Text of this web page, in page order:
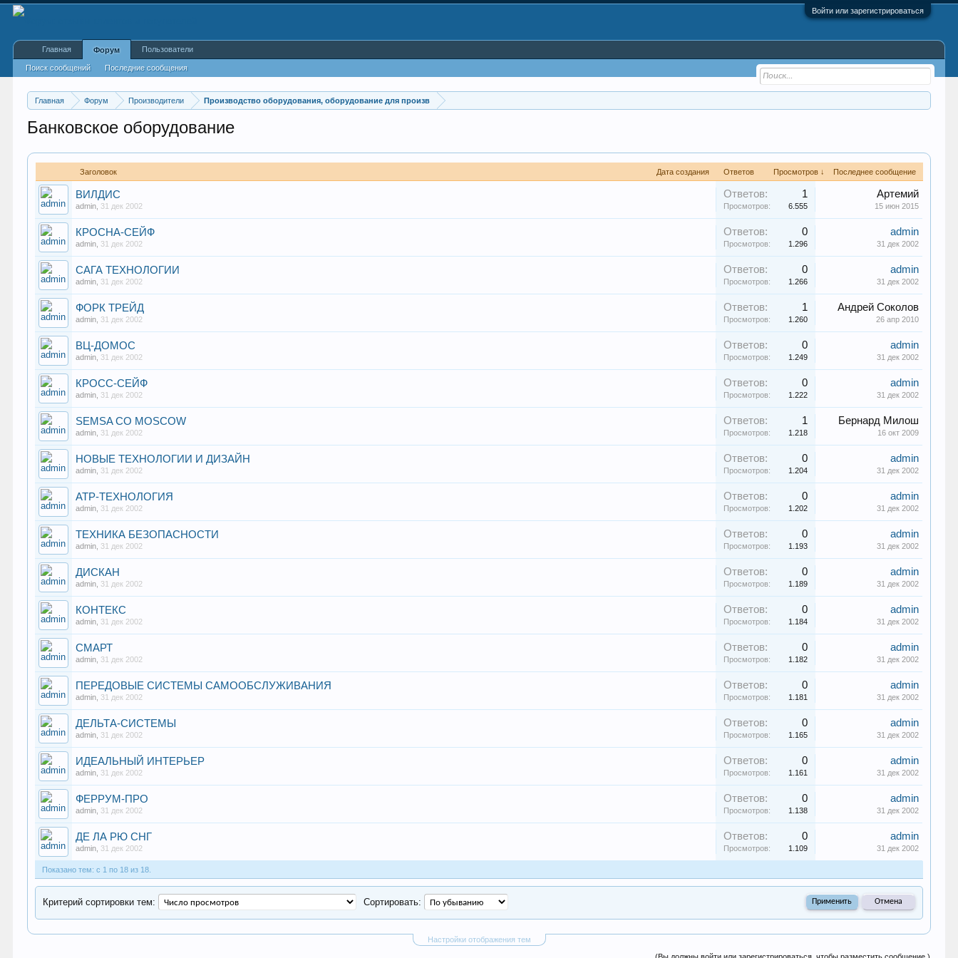
Войти или зарегистрироваться
Главная Форум Производители Производство оборудования, оборудование для произв
Банковское оборудование
Заголовок Дата создания Ответов Просмотров ↓ Последнее сообщение
ВИЛДИС
admin 31 дек 2002
Ответов: 1
Просмотров: 6.555
Артемий
15 июн 2015
КРОСНА-СЕЙФ
admin 31 дек 2002
Ответов: 0
Просмотров: 1.296
admin
31 дек 2002
САГА ТЕХНОЛОГИИ
admin 31 дек 2002
Ответов: 0
Просмотров: 1.266
admin
31 дек 2002
ФОРК ТРЕЙД
admin 31 дек 2002
Ответов: 1
Просмотров: 1.260
Андрей Соколов
26 апр 2010
ВЦ-ДОМОС
admin 31 дек 2002
Ответов: 0
Просмотров: 1.249
admin
31 дек 2002
КРОСС-СЕЙФ
admin 31 дек 2002
Ответов: 0
Просмотров: 1.222
admin
31 дек 2002
SEMSA CO MOSCOW
admin 31 дек 2002
Ответов: 1
Просмотров: 1.218
Бернард Милош
16 окт 2009
НОВЫЕ ТЕХНОЛОГИИ И ДИЗАЙН
admin 31 дек 2002
Ответов: 0
Просмотров: 1.204
admin
31 дек 2002
АТР-ТЕХНОЛОГИЯ
admin 31 дек 2002
Ответов: 0
Просмотров: 1.202
admin
31 дек 2002
ТЕХНИКА БЕЗОПАСНОСТИ
admin 31 дек 2002
Ответов: 0
Просмотров: 1.193
admin
31 дек 2002
ДИСКАН
admin 31 дек 2002
Ответов: 0
Просмотров: 1.189
admin
31 дек 2002
КОНТЕКС
admin 31 дек 2002
Ответов: 0
Просмотров: 1.184
admin
31 дек 2002
СМАРТ
admin 31 дек 2002
Ответов: 0
Просмотров: 1.182
admin
31 дек 2002
ПЕРЕДОВЫЕ СИСТЕМЫ САМООБСЛУЖИВАНИЯ
admin 31 дек 2002
Ответов: 0
Просмотров: 1.181
admin
31 дек 2002
ДЕЛЬТА-СИСТЕМЫ
admin 31 дек 2002
Ответов: 0
Просмотров: 1.165
admin
31 дек 2002
ИДЕАЛЬНЫЙ ИНТЕРЬЕР
admin 31 дек 2002
Ответов: 0
Просмотров: 1.161
admin
31 дек 2002
ФЕРРУМ-ПРО
admin 31 дек 2002
Ответов: 0
Просмотров: 1.138
admin
31 дек 2002
ДЕ ЛА РЮ СНГ
admin 31 дек 2002
Ответов: 0
Просмотров: 1.109
admin
31 дек 2002
Показано тем: с 1 по 18 из 18.
Настройки отображения тем
Критерий сортировки тем: Сортировать:
Главная Форум
Поиск сообщений Последние сообщения
Пользователи